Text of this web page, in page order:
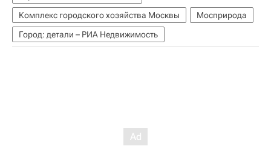
Комплекс городского хозяйства Москвы
Мосприрода
Город: детали – РИА Недвижимость